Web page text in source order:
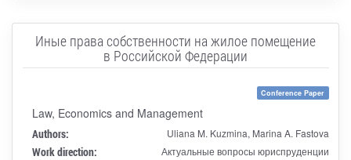
Иные права собственности на жилое помещение
в Российской Федерации
Conference Paper
Law, Economics and Management
Authors: Uliana M. Kuzmina, Marina A. Fastova
Work direction: Актуальные вопросы юриспруденции